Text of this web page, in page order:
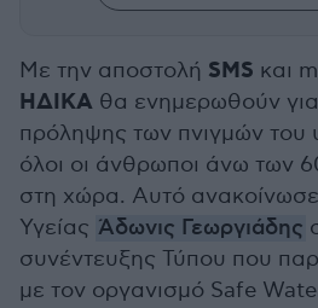
Με την αποστολή SMS και
ΗΔΙΚΑ θα ενημερωθούν
πρόληψης των πνιγμών του
όλοι οι άνθρωποι άνω των
στη χώρα. Αυτό
Υγείας Άδωνις Γεωργιάδης
συνέντευξης Τύπου που
με τον οργανισμό Safe